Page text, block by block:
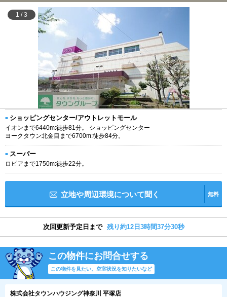
1 /3
ショッピングセンター/アウトレットモール
イオンまで6440m:徒歩81分。 ショッピングセンター
ヨークタウン北金目まで6700m:徒歩84分。
スーパー
ロピアまで1750m:徒歩22分。
立地や周辺環境について聞く 無料
次回更新予定日まで 残り約12日3時間37分30秒
この物件にお問合せする
この物件を見たい、空室状況を知りたいなど
株式会社タウンハウジング神奈川 平塚店